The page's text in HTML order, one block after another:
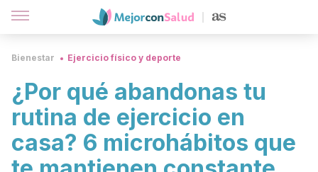
Bienestar Ejercicio físico y deporte
¿Por qué abandonas tu
rutina de ejercicio en
casa? 6 microhábitos que